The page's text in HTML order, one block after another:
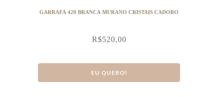
GARRAFA 420 BRANCA MURANO CRISTAIS CADORO
R$520,00
EU QUERO!